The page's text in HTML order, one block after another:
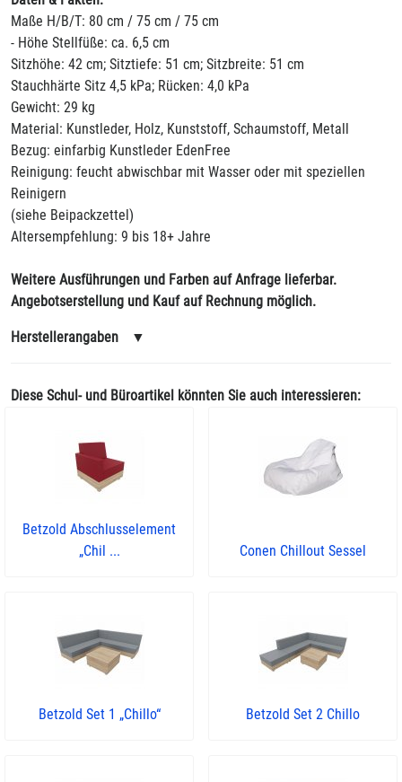
Maße H/B/T: 80 cm / 75 cm / 75 cm
- Höhe Stellfüße: ca. 6,5 cm
Sitzhöhe: 42 cm; Sitztiefe: 51 cm; Sitzbreite: 51 cm
Stauchhärte Sitz 4,5 kPa; Rücken: 4,0 kPa
Gewicht: 29 kg
Material: Kunstleder, Holz, Kunststoff, Schaumstoff, Metall
Bezug: einfarbig Kunstleder EdenFree
Reinigung: feucht abwischbar mit Wasser oder mit speziellen
Reinigern
(siehe Beipackzettel)
Altersempfehlung: 9 bis 18+ Jahre
Weitere Ausführungen und Farben auf Anfrage lieferbar.
Angebotserstellung und Kauf auf Rechnung möglich.
Herstellerangaben ▼
Diese Schul- und Büroartikel könnten Sie auch interessieren:
Betzold Abschlusselement
„Chil ...
Conen Chillout Sessel
Betzold Set 1 „Chillo“ Betzold Set 2 Chillo